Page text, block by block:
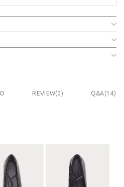
REVIEW(0) Q&A(14)